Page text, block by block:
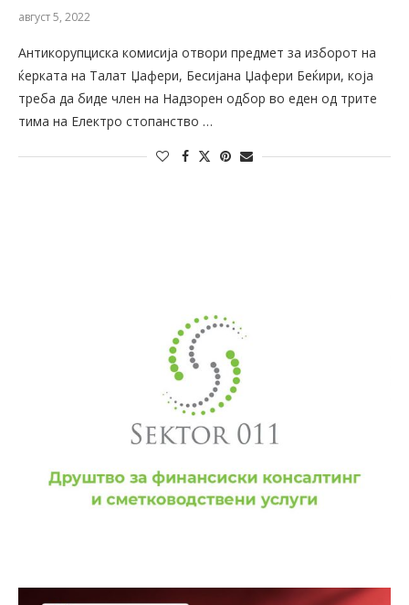
август 5, 2022
Антикорупциска комисија отвори предмет за изборот на
ќерката на Талат Џафери, Бесијана Џафери Беќири, која
треба да биде член на Надзорен одбор во еден од трите
тима на Електро стопанство …